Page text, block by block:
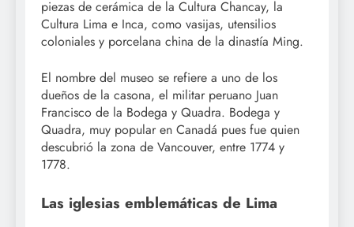
piezas de cerámica de la Cultura Chancay, la
Cultura Lima e Inca, como vasijas, utensilios
coloniales y porcelana china de la dinastía Ming.
El nombre del museo se refiere a uno de los
dueños de la casona, el militar peruano Juan
Francisco de la Bodega y Quadra. Bodega y
Quadra, muy popular en Canadá pues fue quien
descubrió la zona de Vancouver, entre 1774 y
1778.
Las iglesias emblemáticas de Lima